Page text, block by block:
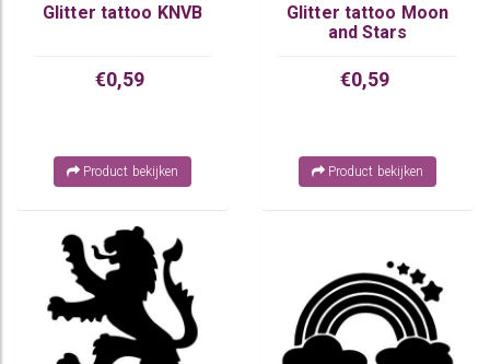
Glitter tattoo KNVB
€0,59
Product bekijken
Glitter tattoo Moon
and Stars
€0,59
Product bekijken